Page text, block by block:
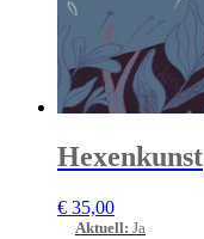
Hexenkunst
€ 35,00
Aktuell: Ja